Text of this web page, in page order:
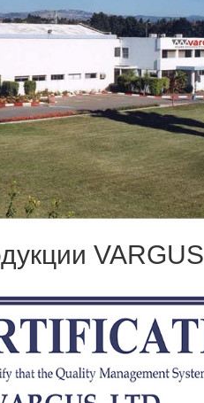
VARGUS